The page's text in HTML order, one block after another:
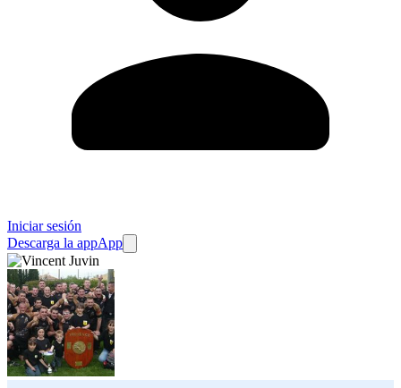
Iniciar sesión
Descarga la appApp